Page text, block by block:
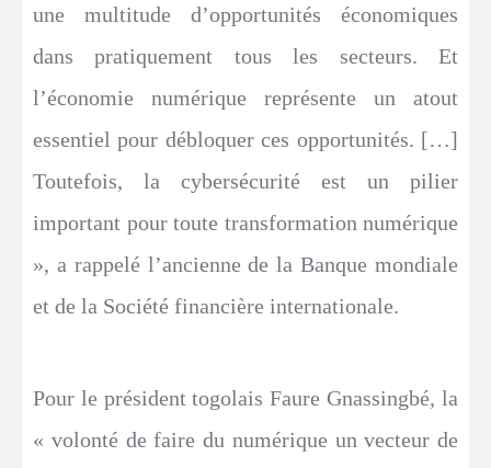
une multitude d’opportunités économiques
dans pratiquement tous les secteurs. Et
l’économie numérique représente un atout
essentiel pour débloquer ces opportunités. […]
Toutefois, la cybersécurité est un pilier
important pour toute transformation numérique
», a rappelé l’ancienne de la Banque mondiale
et de la Société financière internationale.
Pour le président togolais Faure Gnassingbé, la
« volonté de faire du numérique un vecteur de